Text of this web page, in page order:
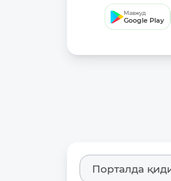
Мавжуд
Google Play